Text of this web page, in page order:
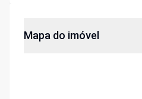
Mapa do imóvel